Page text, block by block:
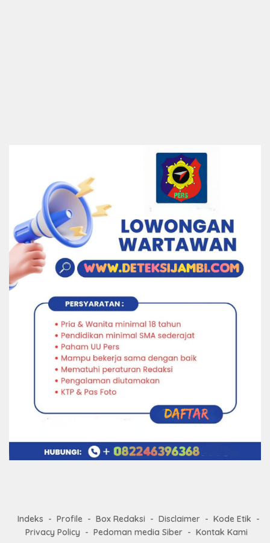
Indeks Profile Box Redaksi Disclaimer
Kode Etik
Privacy Policy
Pedoman media Siber Kontak Kami